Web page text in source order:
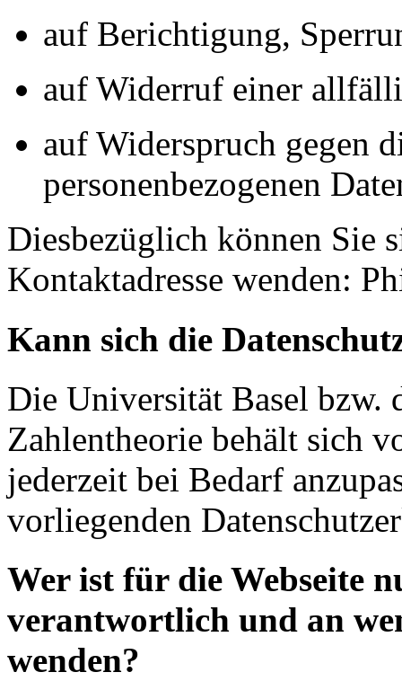
auf Berichtigung,
auf Widerruf einer
auf Widerspruch gegen
personenbezogenen
Diesbezüglich können Sie
Kontaktadresse wenden:
Kann sich die
Die Universität Basel bzw.
Zahlentheorie behält sich
jederzeit bei Bedarf
vorliegenden
Wer ist für die Webseite
verantwortlich und an
wenden?